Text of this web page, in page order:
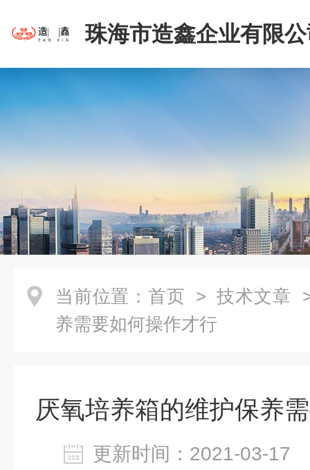
珠海市造鑫企业有限
当前位置： 首页 > 技术文章
养需要如何操作才行
厌氧培养箱的维护保养
更新时间：2021-03-